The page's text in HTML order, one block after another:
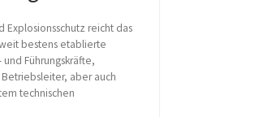
Explosionsschutz reicht das
bestens etablierte
und Führungskräfte,
aber auch
technischen